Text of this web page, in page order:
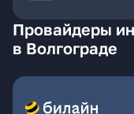
Провайдеры
в Волгограде